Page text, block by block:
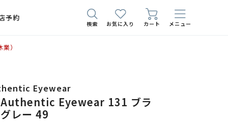
予約
検索 お気に入り カート メニュー
）
Eyewear
Eyewear 131 ブラ
レー 49